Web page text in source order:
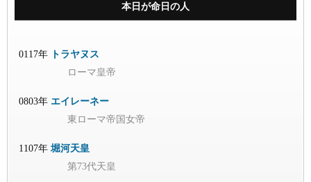
本日が命日の人
0117年 トラヤヌス
ローマ皇帝
0803年 エイレーネー
東ローマ帝国女帝
1107年 堀河天皇
第73代天皇